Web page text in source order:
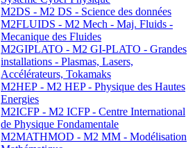
M2DS - M2 DS - Science des données
M2FLUIDS - M2 Mech - Maj. Fluids -
Mecanique des Fluides
M2GIPLATO - M2 GI-PLATO - Grandes
installations - Plasmas, Lasers,
Accélérateurs, Tokamaks
M2HEP - M2 HEP - Physique des Hautes
Energies
M2ICFP - M2 ICFP - Centre International
de Physique Fondamentale
M2MATHMOD - M2 MM - Modélisation